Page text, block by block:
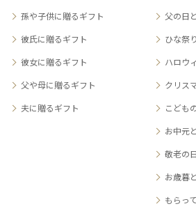
孫や子供に贈るギフト
彼氏に贈るギフト
彼女に贈るギフト
父や母に贈るギフト
夫に贈るギフト
父の日
ひな祭
ハロウ
クリス
こども
お中元
敬老の
お歳暮
もらっ